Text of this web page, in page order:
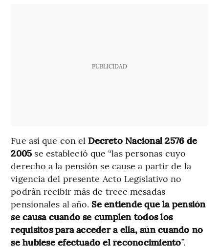
PUBLICIDAD
Fue así que con el Decreto Nacional 2576 de
2005 se estableció que “las personas cuyo
derecho a la pensión se cause a partir de la
vigencia del presente Acto Legislativo no
podrán recibir más de trece mesadas
pensionales al año. Se entiende que la pensión
se causa cuando se cumplen todos los
requisitos para acceder a ella, aún cuando no
se hubiese efectuado el reconocimiento”.